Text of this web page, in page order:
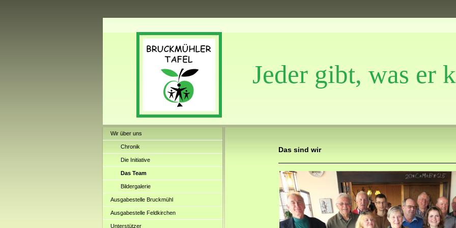
Jeder gibt, was er
Wir über uns
Chronik
Die Initiative
Das Team
Bildergalerie
Ausgabestelle Bruckmühl
Ausgabestelle Feldkirchen
Unterstützer
Das sind wir